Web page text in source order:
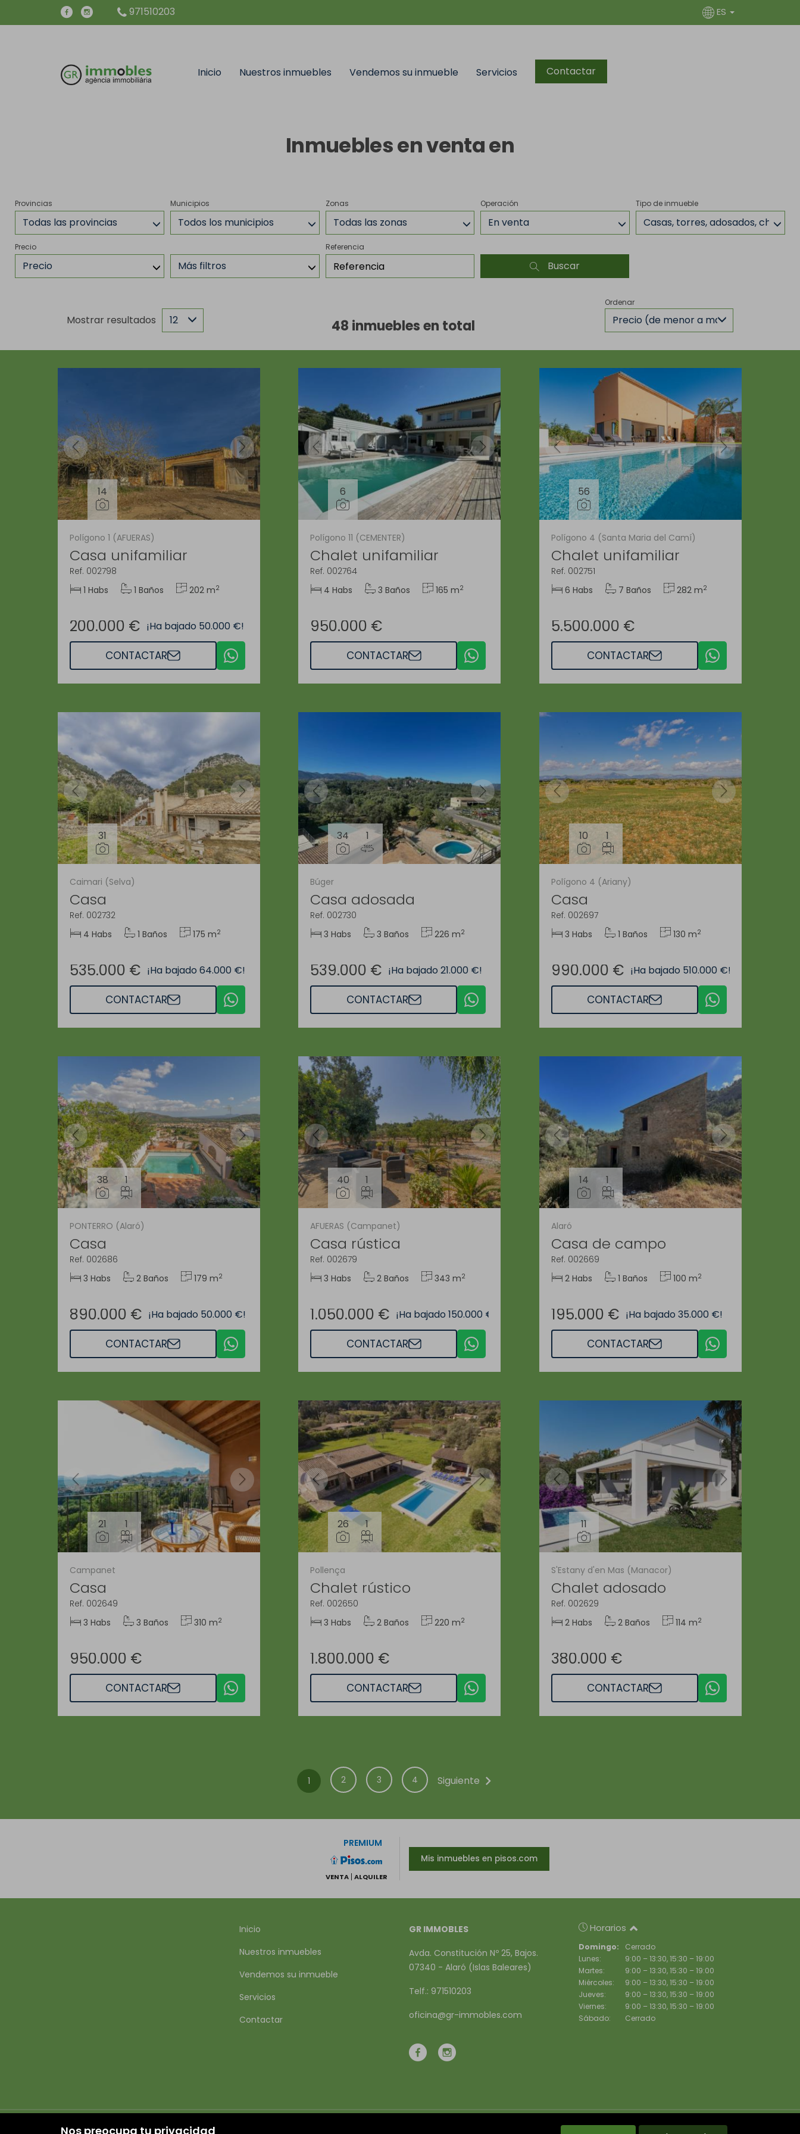
Nos preocupa tu privacidad
971510203 ES
Inicio Nuestros inmuebles Vendemos su inmueble Servicios Contactar
Inmuebles en venta en
Provincias
Todas las provincias
Municipios
Todos los municipios
Zonas
Todas las zonas
Operación
En venta
Tipo de inmueble
Casas, torres, adosados, chalets
Precio
Precio Más filtros
Referencia
Buscar
48 inmuebles en total
Ordenar
Precio (de menor a mayor)
Mostrar resultados 12
14
Polígono 1 (AFUERAS)
Casa unifamiliar
Ref. 002798
1 Habs
1 Baños 202 m2
200.000 € ¡Ha bajado 50.000 €!
CONTACTAR
6
Polígono 11 (CEMENTER)
Chalet unifamiliar
Ref. 002764
4 Habs
3 Baños 165 m2
950.000 €
CONTACTAR
56
Polígono 4 (Santa Maria del Camí)
Chalet unifamiliar
Ref. 002751
6 Habs
7 Baños 282 m2
5.500.000 €
CONTACTAR
31
Caimari (Selva)
Casa
Ref. 002732
4 Habs
1 Baños 175 m2
535.000 € ¡Ha bajado 64.000 €!
CONTACTAR
34 1
Búger
Casa adosada
Ref. 002730
3 Habs
3 Baños 226 m2
539.000 € ¡Ha bajado 21.000 €!
CONTACTAR
10 1
Polígono 4 (Ariany)
Casa
Ref. 002697
3 Habs
1 Baños 130 m2
990.000 € ¡Ha bajado 510.000 €!
CONTACTAR
38 1
PONTERRO (Alaró)
Casa
Ref. 002686
3 Habs
2 Baños 179 m2
890.000 € ¡Ha bajado 50.000 €!
CONTACTAR
40 1
AFUERAS (Campanet)
Casa rústica
Ref. 002679
3 Habs
2 Baños 343 m2
1.050.000 € ¡Ha bajado 150.000 €!
CONTACTAR
14 1
Alaró
Casa de campo
Ref. 002669
2 Habs
1 Baños 100 m2
195.000 € ¡Ha bajado 35.000 €!
CONTACTAR
21 1
Campanet
Casa
Ref. 002649
3 Habs
3 Baños 310 m2
950.000 €
CONTACTAR
26 1
Pollença
Chalet rústico
Ref. 002650
3 Habs
2 Baños 220 m2
1.800.000 €
CONTACTAR
11
S'Estany d'en Mas (Manacor)
Chalet adosado
Ref. 002629
2 Habs
2 Baños 114 m2
380.000 €
CONTACTAR
1 2 3 4 Siguiente chevron_right
PREMIUM
VENTA ALQUILER
Mis inmuebles en pisos.com
Inicio
Nuestros inmuebles
Vendemos su inmueble
Servicios
Contactar
GR IMMOBLES
Avda. Constitución Nº 25, Bajos.
07340 - Alaró (Islas Baleares)
Telf.: 971510203
oficina@gr-immobles.com
Horarios
Domingo:
Cerrado
Lunes:
9:00 – 13:30, 15:30 – 19:00
Martes:
9:00 – 13:30, 15:30 – 19:00
Miércoles:
9:00 – 13:30, 15:30 – 19:00
Jueves:
9:00 – 13:30, 15:30 – 19:00
Viernes:
9:00 – 13:30, 15:30 – 19:00
Sábado:
Cerrado
Inmuebles destacados Noticias Política de cookies